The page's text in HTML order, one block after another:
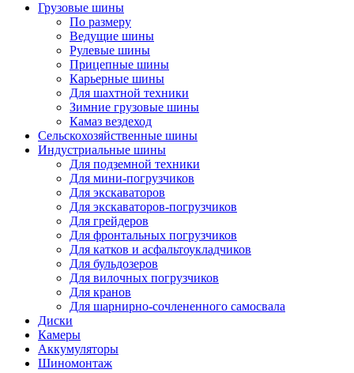
Грузовые шины
По размеру
Ведущие шины
Рулевые шины
Прицепные шины
Карьерные шины
Для шахтной техники
Зимние грузовые шины
Камаз вездеход
Сельскохозяйственные шины
Индустриальные шины
Для подземной техники
Для мини-погрузчиков
Для экскаваторов
Для экскаваторов-погрузчиков
Для грейдеров
Для фронтальных погрузчиков
Для катков и асфальтоукладчиков
Для бульдозеров
Для вилочных погрузчиков
Для кранов
Для шарнирно-сочлененного самосвала
Диски
Камеры
Аккумуляторы
Шиномонтаж